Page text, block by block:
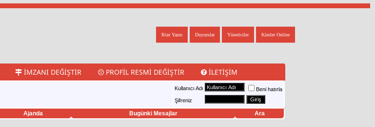
Kimler Online
Yöneticiler
Duyurular
Bize Yazın
İMZANI DEĞIŞTIR PROFIL RESMI DEĞIŞTIR İLETIŞIM
Kullanıcı Adı
Beni hatırla
Şifreniz
Ajanda Bugünki Mesajlar Ara